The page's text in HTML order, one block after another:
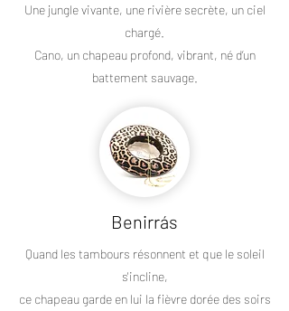
Une jungle vivante, une rivière secrète, un ciel
chargé.
Cano, un chapeau profond, vibrant, né d’un
battement sauvage.
Benirrás
Quand les tambours résonnent et que le soleil
s'incline,
ce chapeau garde en lui la fièvre dorée des soirs